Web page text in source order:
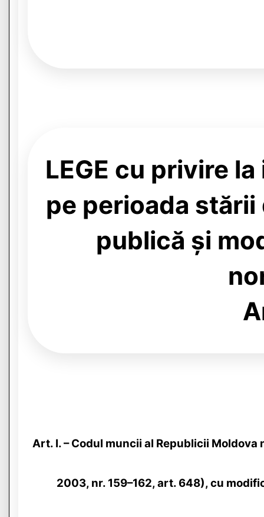
LEGE cu privire
pe perioada
publică și
Art. I. – Codul muncii al Republicii
2003, nr. 159–162, art. 648), cu